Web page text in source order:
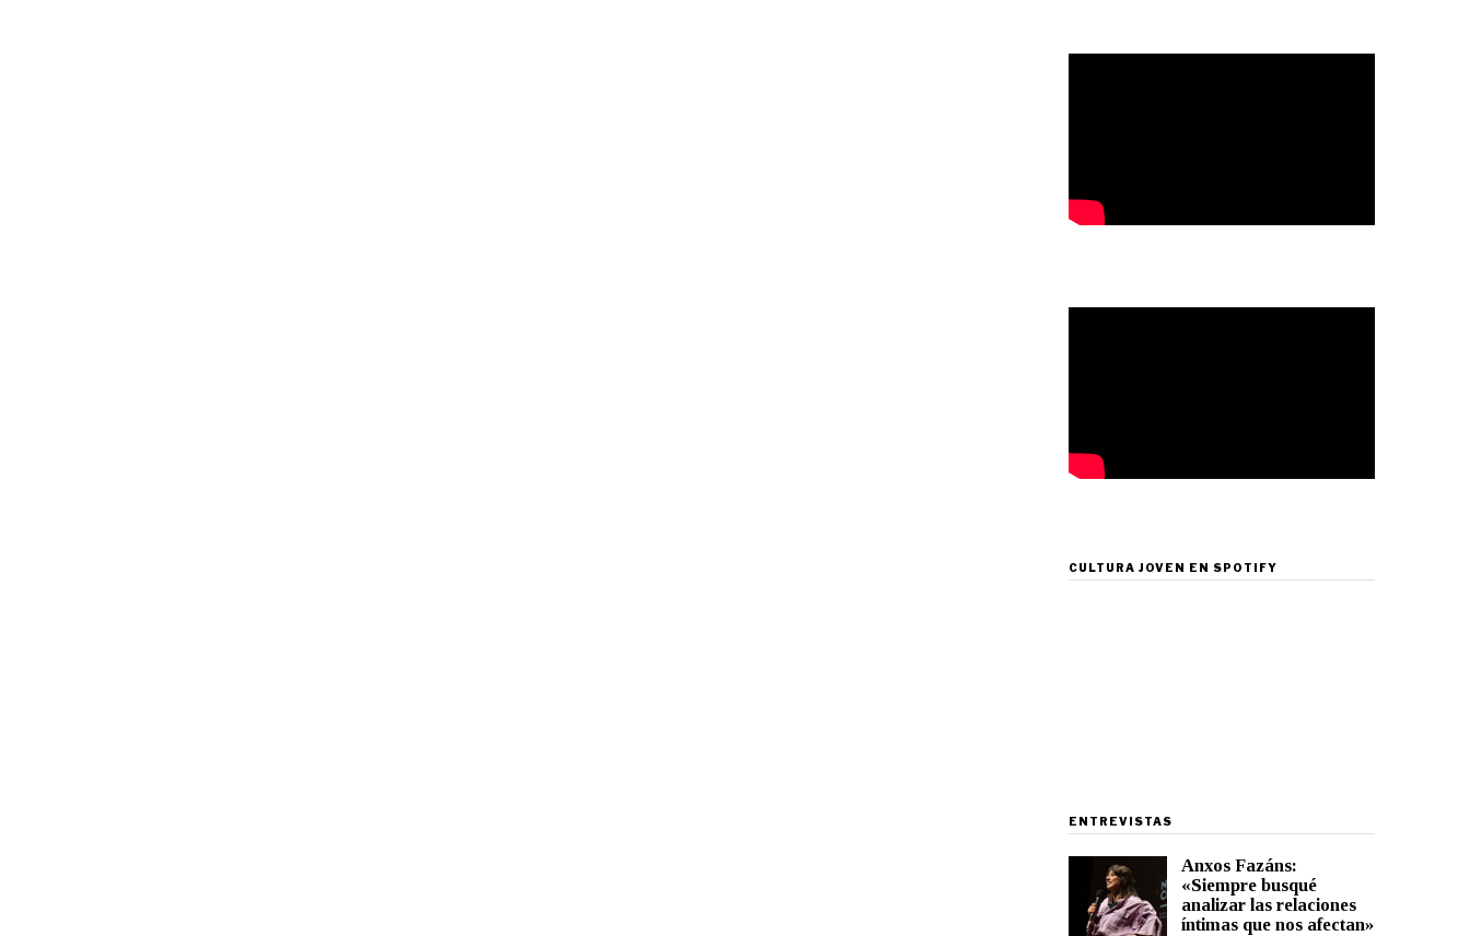
CULTURA JOVEN EN SPOTIFY
ENTREVISTAS
Anxos Fazáns:
«Siempre busqué
analizar las relaciones
íntimas que nos afectan»